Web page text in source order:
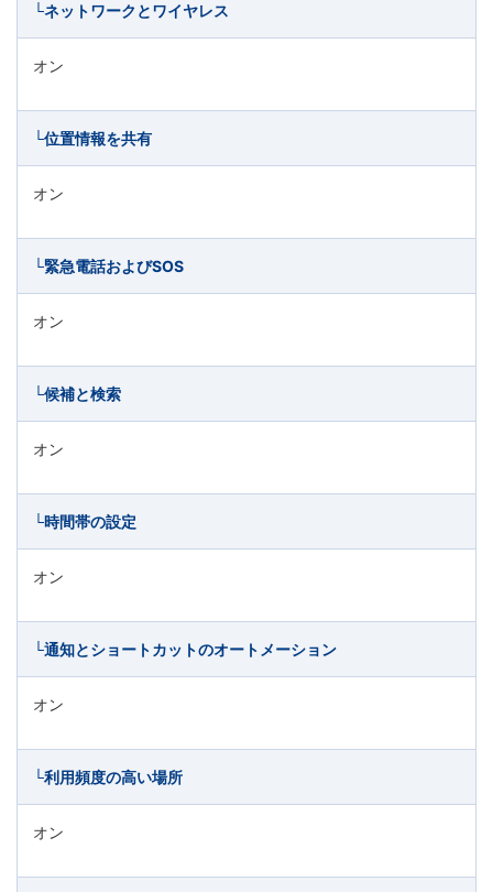
└ネットワークとワイヤレス
オン
└位置情報を共有
オン
└緊急電話およびSOS
オン
└候補と検索
オン
└時間帯の設定
オン
└通知とショートカットのオートメーション
オン
└利用頻度の高い場所
オン